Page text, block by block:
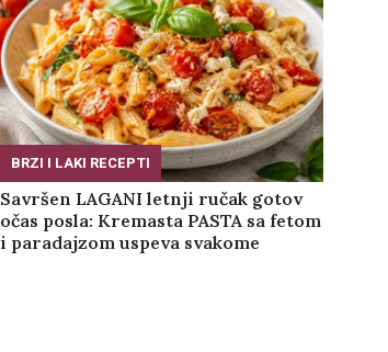
BRZI I LAKI RECEPTI
Savršen LAGANI letnji ručak gotov
očas posla: Kremasta PASTA sa fetom
i paradajzom uspeva svakome